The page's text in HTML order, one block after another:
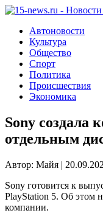
Автоновости
Культура
Общество
Спорт
Политика
Происшествия
Экономика
Sony создала
отдельным
Автор: Майя |
Sony готовится к
PlayStation 5. Об этом
компании.